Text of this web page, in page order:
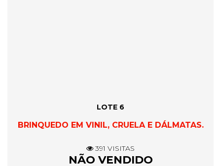
LOTE 6
BRINQUEDO EM VINIL, CRUELA E DÁLMATAS.
391 VISITAS
NÃO VENDIDO